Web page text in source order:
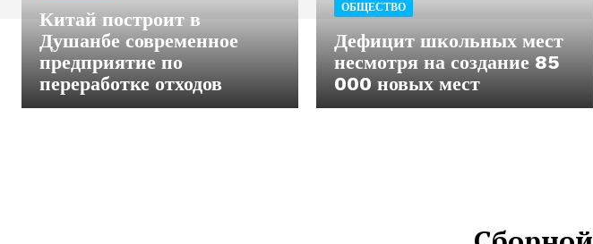
Китай построит в
Душанбе современное
предприятие по
переработке отходов
ОБЩЕСТВО
Дефицит школьных мест
несмотря на создание 85
000 новых мест